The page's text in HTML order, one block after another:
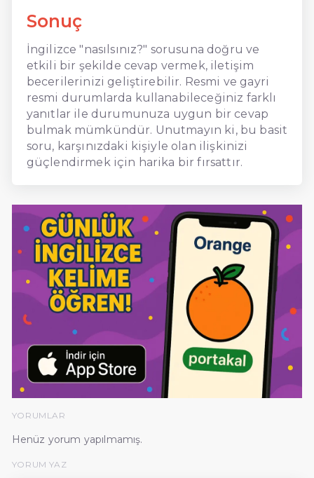
Sonuç
İngilizce "nasılsınız?" sorusuna doğru ve
etkili bir şekilde cevap vermek, iletişim
becerilerinizi geliştirebilir. Resmi ve gayri
resmi durumlarda kullanabileceğiniz farklı
yanıtlar ile durumunuza uygun bir cevap
bulmak mümkündür. Unutmayın ki, bu basit
soru, karşınızdaki kişiyle olan ilişkinizi
güçlendirmek için harika bir fırsattır.
YORUMLAR
Henüz yorum yapılmamış.
YORUM YAZ